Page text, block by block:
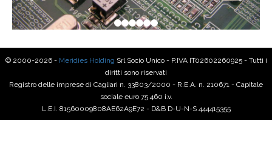
© 2000-2026 - Meridies Holding Srl Socio Unico - P.IVA IT02602260925 - Tutti i
diritti sono riservati
Registro delle imprese di Cagliari n. 33803/2000 - R.E.A. n. 210671 - Capitale
sociale euro 75.460 i.v.
L.E.I. 81560009808AE62A9E72 - D&B D-U-N-S 444415355